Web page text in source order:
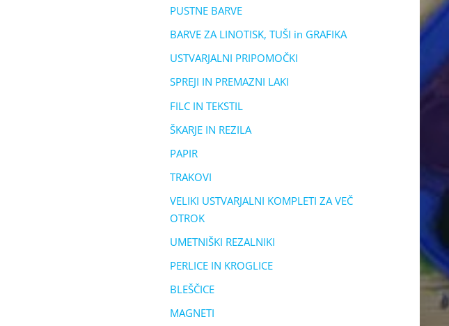
PUSTNE BARVE
BARVE ZA LINOTISK, TUŠI in GRAFIKA
USTVARJALNI PRIPOMOČKI
SPREJI IN PREMAZNI LAKI
FILC IN TEKSTIL
ŠKARJE IN REZILA
PAPIR
TRAKOVI
VELIKI USTVARJALNI KOMPLETI ZA VEČ
OTROK
UMETNIŠKI REZALNIKI
PERLICE IN KROGLICE
BLEŠČICE
MAGNETI